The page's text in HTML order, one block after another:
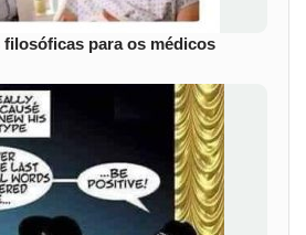
filosóficas para os médicos